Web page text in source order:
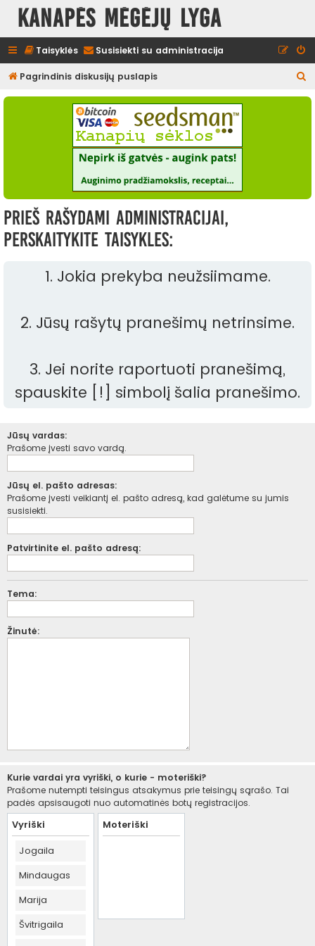
Kanapės mėgėjų lyga
Taisyklės Susisiekti su administracija
Pagrindinis diskusijų puslapis
e
Prieš rašydami administracijai,
perskaitykite taisykles:
1. Jokia prekyba neužsiimame.
2. Jūsų rašytų pranešimų netrinsime.
3. Jei norite raportuoti pranešimą,
spauskite [!] simbolį šalia pranešimo.
Jūsų vardas:
Prašome įvesti savo vardą.
Jūsų el. pašto adresas:
Prašome įvesti veikiantį el. pašto adresą, kad galėtume su jumis
susisiekti.
Patvirtinite el. pašto adresą:
Tema:
Žinutė:
Kurie vardai yra vyriški, o kurie - moteriški?
Prašome nutempti teisingus atsakymus prie teisingų sąrašo. Tai
padės apsisaugoti nuo automatinės botų registracijos.
Vyriški
Jogaila
Mindaugas
Marija
Švitrigaila
Moteriški